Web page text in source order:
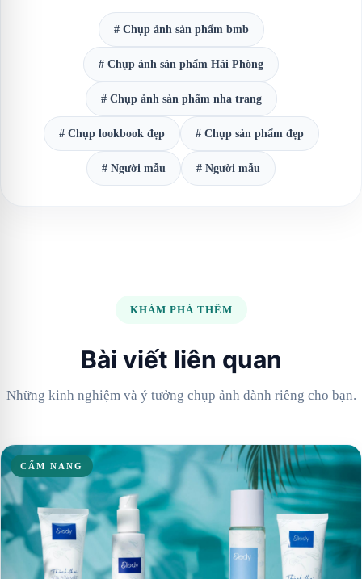
# Chụp ảnh sản phẩm bmb
# Chụp ảnh sản phẩm Hải Phòng
# Chụp ảnh sản phẩm nha trang
# Chụp lookbook đẹp # Chụp sản phẩm đẹp
# Người mẫu # Người mẫu
KHÁM PHÁ THÊM
Bài viết liên quan
Những kinh nghiệm và ý tưởng chụp ảnh dành riêng cho bạn.
CẨM NANG